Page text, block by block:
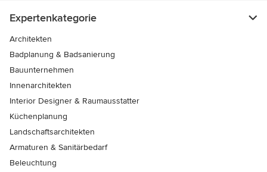
Expertenkategorie
Architekten
Badplanung & Badsanierung
Bauunternehmen
Innenarchitekten
Interior Designer & Raumausstatter
Küchenplanung
Landschaftsarchitekten
Armaturen & Sanitärbedarf
Beleuchtung